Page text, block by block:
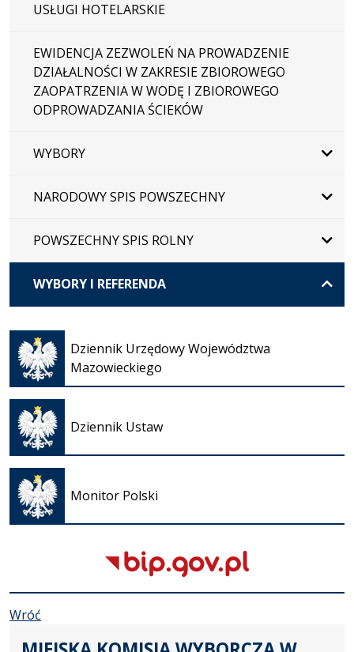
USŁUGI HOTELARSKIE
EWIDENCJA ZEZWOLEŃ NA PROWADZENIE
DZIAŁALNOŚCI W ZAKRESIE ZBIOROWEGO
ZAOPATRZENIA W WODĘ I ZBIOROWEGO
ODPROWADZANIA ŚCIEKÓW
WYBORY
NARODOWY SPIS POWSZECHNY
POWSZECHNY SPIS ROLNY
WYBORY I REFERENDA
Dziennik Urzędowy Województwa
Mazowieckiego
Otwiera
się w
nowej
karcie
Dziennik Ustaw
Otwiera
się w
nowej
karcie
Monitor Polski
Otwiera
się w
nowej
karcie
Wróć